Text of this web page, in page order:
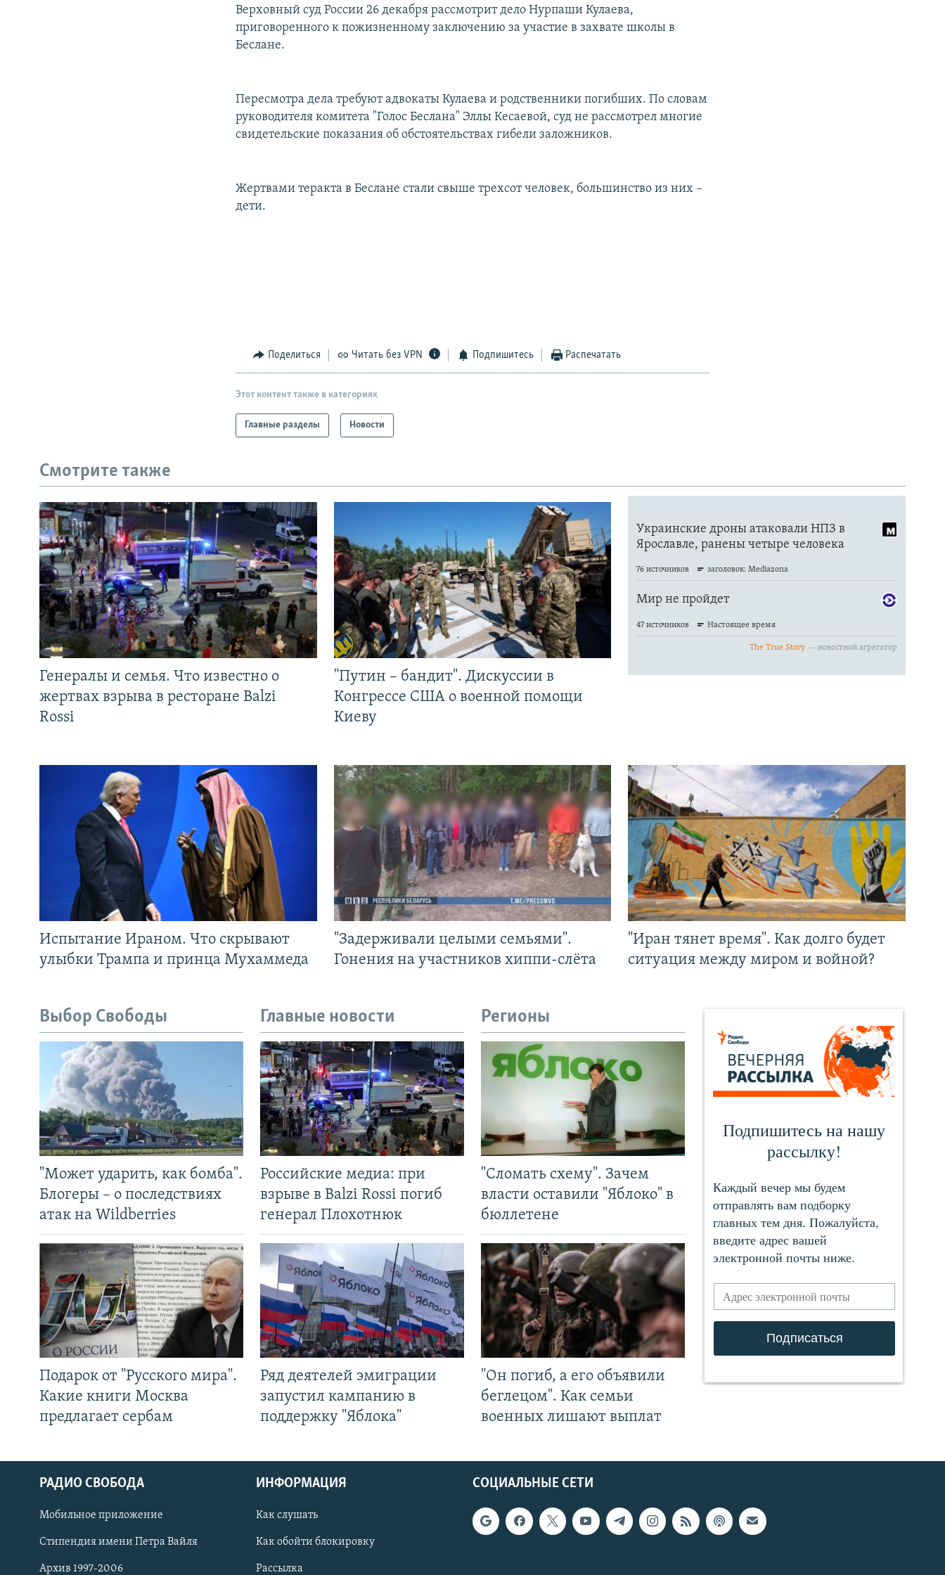
СОЦИАЛЬНЫЕ СЕТИ
Верховный суд России 26 декабря рассмотрит дело Нурпаши Кулаева,
приговоренного к пожизненному заключению за участие в захвате школы в
Беслане.
Пересмотра дела требуют адвокаты Кулаева и родственники погибших. По словам
руководителя комитета "Голос Беслана" Эллы Кесаевой, суд не рассмотрел многие
свидетельские показания об обстоятельствах гибели заложников.
Жертвами теракта в Беслане стали свыше трехсот человек, большинство из них –
дети.
Поделиться Читать без VPN Подпишитесь Распечатать
Этот контент также в категориях
Главные разделы Новости
Смотрите также
Генералы и семья. Что известно о
жертвах взрыва в ресторане Balzi
Rossi
"Путин – бандит". Дискуссии в
Конгрессе США о военной помощи
Киеву
Испытание Ираном. Что скрывают
улыбки Трампа и принца Мухаммеда
"Задерживали целыми семьями".
Гонения на участников хиппи-слёта
"Иран тянет время". Как долго будет
ситуация между миром и войной?
Выбор Свободы
"Может ударить, как бомба".
Блогеры – о последствиях
атак на Wildberries
Подарок от "Русского мира".
Какие книги Москва
предлагает сербам
Главные новости
Российские медиа: при
взрыве в Balzi Rossi погиб
генерал Плохотнюк
Ряд деятелей эмиграции
запустил кампанию в
поддержку "Яблока"
Регионы
"Сломать схему". Зачем
власти оставили "Яблоко" в
бюллетене
"Он погиб, а его объявили
беглецом". Как семьи
военных лишают выплат
СОЦИАЛЬНЫЕ СЕТИ
РАДИО СВОБОДА
Мобильное приложение
Стипендия имени Петра Вайля
Архив 1997-2006
ИНФОРМАЦИЯ
Как слушать
Как обойти блокировку
Рассылка